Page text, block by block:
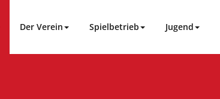
Der Verein Spielbetrieb Jugend